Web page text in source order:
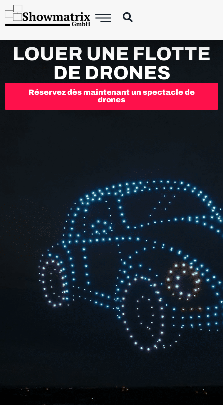
LOUER UNE FLOTTE
DE DRONES
Réservez dès maintenant un spectacle de
drones